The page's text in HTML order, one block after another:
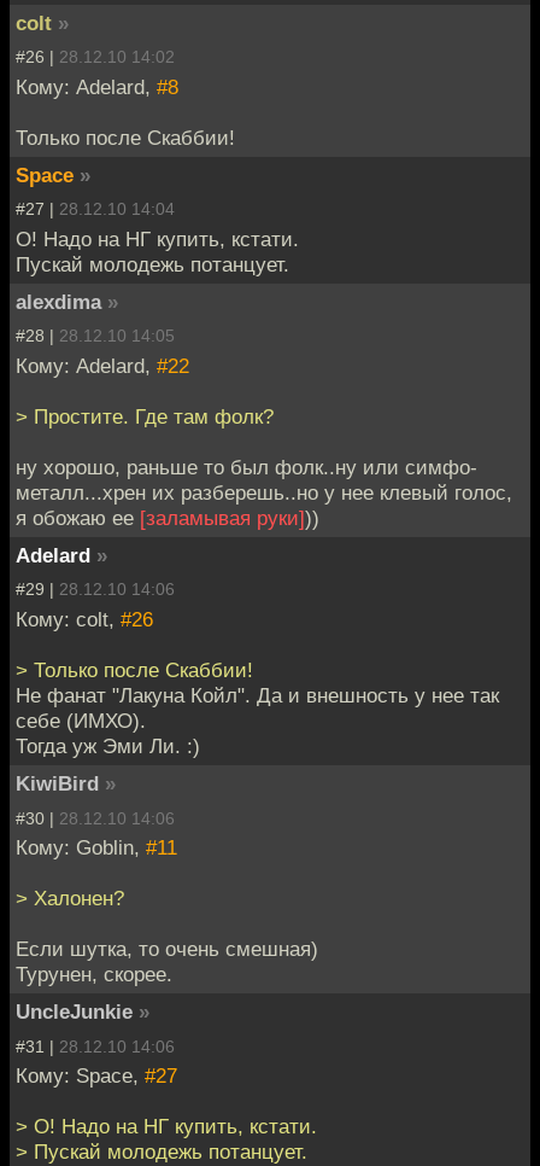
colt »
#26 | 28.12.10 14:02
Кому: Adelard, #8
Только после Скаббии!
Space »
#27 | 28.12.10 14:04
О! Надо на НГ купить, кстати.
Пускай молодежь потанцует.
alexdima »
#28 | 28.12.10 14:05
Кому: Adelard, #22
> Простите. Где там фолк?
ну хорошо, раньше то был фолк..ну или симфо-
металл...хрен их разберешь..но у нее клевый голос,
я обожаю ее [заламывая руки]))
Adelard »
#29 | 28.12.10 14:06
Кому: colt, #26
> Только после Скаббии!
Не фанат "Лакуна Койл". Да и внешность у нее так
себе (ИМХО).
Тогда уж Эми Ли. :)
KiwiBird »
#30 | 28.12.10 14:06
Кому: Goblin, #11
> Халонен?
Если шутка, то очень смешная)
Турунен, скорее.
UncleJunkie »
#31 | 28.12.10 14:06
Кому: Space, #27
> О! Надо на НГ купить, кстати.
> Пускай молодежь потанцует.